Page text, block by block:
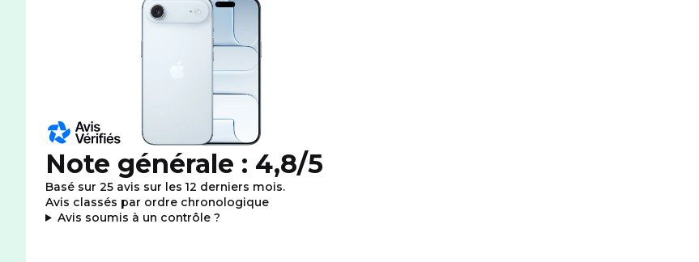
Note générale : 4,8/5
Basé sur 25 avis sur les 12 derniers mois.
Avis classés par ordre chronologique
Avis soumis à un contrôle ?: plus d'informations